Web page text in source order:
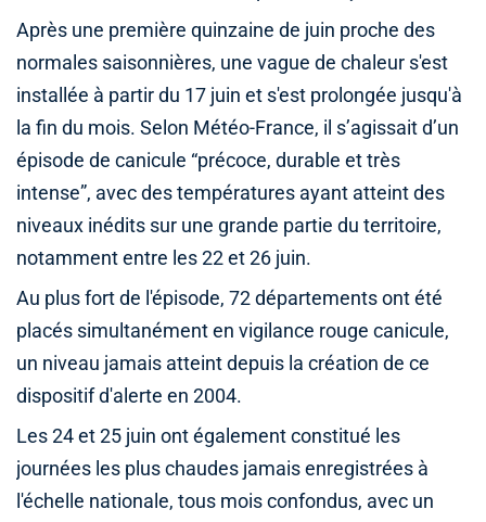
Après une première quinzaine de juin proche des
normales saisonnières, une vague de chaleur s'est
installée à partir du 17 juin et s'est prolongée jusqu'à
la fin du mois. Selon Météo-France, il s’agissait d’un
épisode de canicule “précoce, durable et très
intense”, avec des températures ayant atteint des
niveaux inédits sur une grande partie du territoire,
notamment entre les 22 et 26 juin.
Au plus fort de l'épisode, 72 départements ont été
placés simultanément en vigilance rouge canicule,
un niveau jamais atteint depuis la création de ce
dispositif d'alerte en 2004.
Les 24 et 25 juin ont également constitué les
journées les plus chaudes jamais enregistrées à
l'échelle nationale, tous mois confondus, avec un